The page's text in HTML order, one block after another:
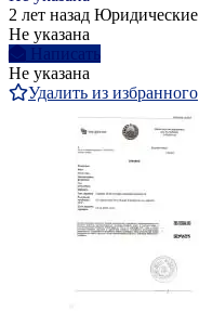
2 лет назад Юридические
Не указана
Написать
Не указана
Удалить из избранного